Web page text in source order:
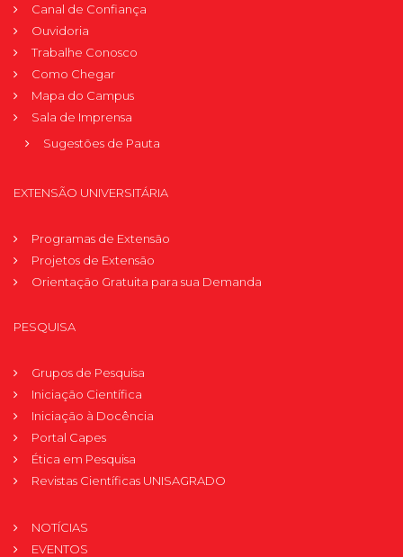
Canal de Confiança
Ouvidoria
Trabalhe Conosco
Como Chegar
Mapa do Campus
Sala de Imprensa
Sugestões de Pauta
EXTENSÃO UNIVERSITÁRIA
Programas de Extensão
Projetos de Extensão
Orientação Gratuita para sua Demanda
PESQUISA
Grupos de Pesquisa
Iniciação Científica
Iniciação à Docência
Portal Capes
Ética em Pesquisa
Revistas Científicas UNISAGRADO
NOTÍCIAS
EVENTOS